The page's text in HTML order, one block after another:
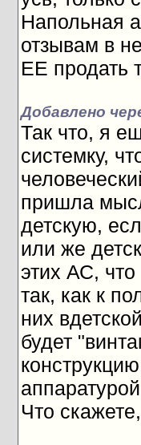
Напольная
отзывам в
ЕЕ продать
Добавлено
Так что, я
системку,
пришла
детскую,
или же
этих АС,
так, как к
них
будет
Что